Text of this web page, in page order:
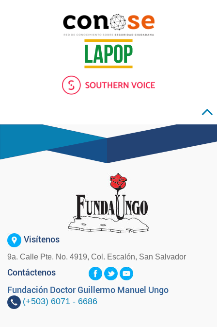
Visítenos
9a. Calle Pte. No. 4919, Col. Escalón, San Salvador
Contáctenos
Fundación Doctor Guillermo Manuel Ungo
(+503) 6071 - 6686